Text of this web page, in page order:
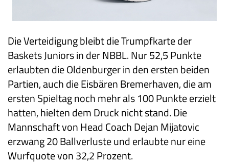
Die Verteidigung bleibt die Trumpfkarte der
Baskets Juniors in der NBBL. Nur 52,5 Punkte
erlaubten die Oldenburger in den ersten beiden
Partien, auch die Eisbären Bremerhaven, die am
ersten Spieltag noch mehr als 100 Punkte erzielt
hatten, hielten dem Druck nicht stand. Die
Mannschaft von Head Coach Dejan Mijatovic
erzwang 20 Ballverluste und erlaubte nur eine
Wurfquote von 32,2 Prozent.